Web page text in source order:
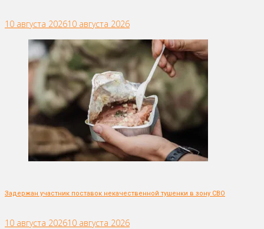
10 августа 202610 августа 2026
Задержан участник поставок некачественной тушенки в зону СВО
10 августа 202610 августа 2026